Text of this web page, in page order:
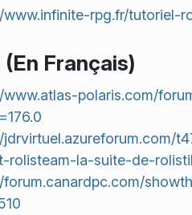
www.infinite-rpg.fr/tutoriel-
Français)
www.atlas-polaris.com/
jdrvirtuel.azureforum.com/
rolisteam-la-suite-de-